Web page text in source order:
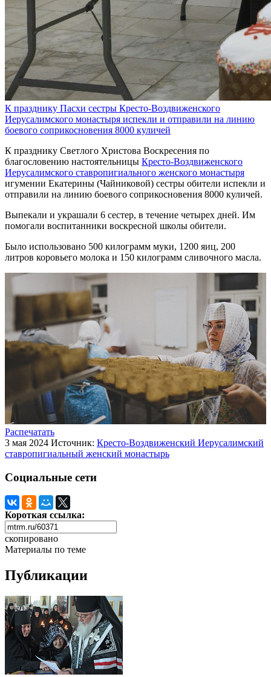
К празднику Пасхи сестры Кресто-Воздвиженского
Иерусалимского монастыря испекли и отправили на линию
боевого соприкосновения 8000 куличей
К празднику Светлого Христова Воскресения по
благословению настоятельницы Кресто-Воздвиженского
Иерусалимского ставропигиального женского монастыря
игумении Екатерины (Чайниковой) сестры обители испекли и
отправили на линию боевого соприкосновения 8000 куличей.
Выпекали и украшали 6 сестер, в течение четырех дней. Им
помогали воспитанники воскресной школы обители.
Было использовано 500 килограмм муки, 1200 яиц, 200
литров коровьего молока и 150 килограмм сливочного масла.
Распечатать
3 мая 2024 Источник: Кресто-Воздвиженский Иерусалимский
ставропигиальный женский монастырь
Социальные сети
Короткая ссылка:
скопировано
Материалы по теме
Публикации